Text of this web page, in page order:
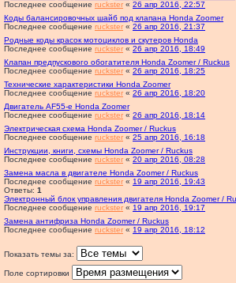
Последнее сообщение ruckster « 26 апр 2016, 22:57
Коды балансировочных шайб под клапана Honda Zoomer
Последнее сообщение ruckster « 26 апр 2016, 21:37
Родные коды красок мотоциклов и скутеров Honda
Последнее сообщение ruckster « 26 апр 2016, 18:49
Клапан предпускового обогатителя Honda Zoomer / Ruckus
Последнее сообщение ruckster « 26 апр 2016, 18:25
Технические характеристики Honda Zoomer
Последнее сообщение ruckster « 26 апр 2016, 18:20
Двигатель AF55-e Honda Zoomer
Последнее сообщение ruckster « 26 апр 2016, 18:14
Электрическая схема Honda Zoomer / Ruckus
Последнее сообщение ruckster « 25 апр 2016, 16:18
Инструкции, книги, схемы Honda Zoomer / Ruckus
Последнее сообщение ruckster « 20 апр 2016, 08:28
Замена масла в двигателе Honda Zoomer / Ruckus
Последнее сообщение ruckster « 19 апр 2016, 19:43
Ответы: 1
Электронный блок управления двигателя Honda Zoomer /
Последнее сообщение ruckster « 19 апр 2016, 19:17
Замена антифриза Honda Zoomer / Ruckus
Последнее сообщение ruckster « 19 апр 2016, 18:12
Показать темы за:
Поле сортировки